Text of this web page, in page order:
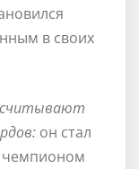
в своих
он стал
чемпионом